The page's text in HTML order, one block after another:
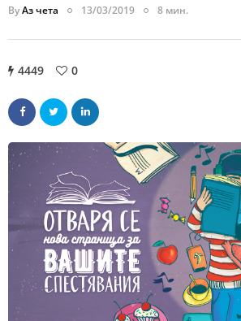
ByАз чета 13/03/2019 8 мин.
4449 0